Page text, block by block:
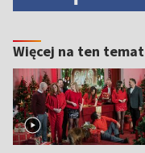
Więcej na ten temat